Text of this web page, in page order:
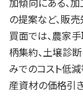
の提案など、販
買面では、農家
柄集約、土壌診
みでのコスト低減
産資材の価格引